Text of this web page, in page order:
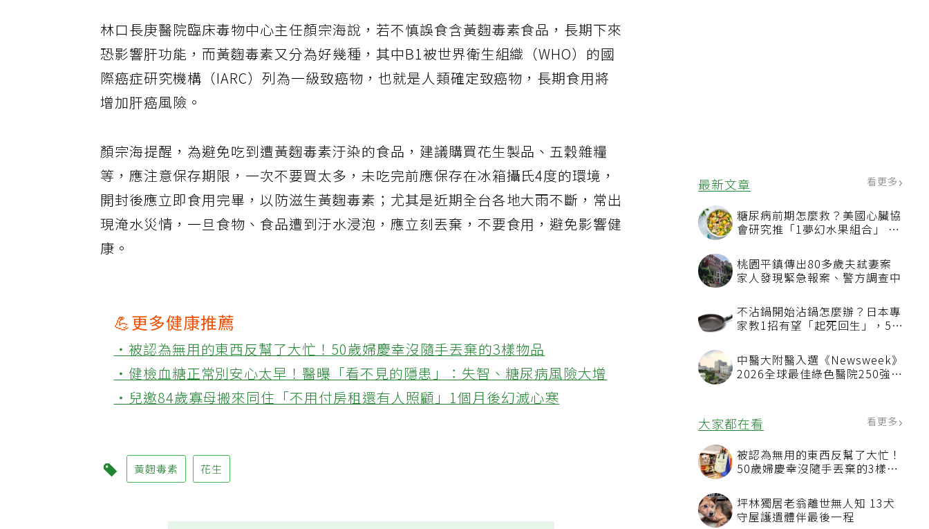
最新文章 看更多
糖尿病前期怎麼救？美國心臟協
會研究推「1夢幻水果組合」 酪
桃園平鎮傳出80多歲夫弒妻案
家人發現緊急報案、警方調查中
不沾鍋開始沾鍋怎麼辦？日本專
家教1招有望「起死回生」，5情
中醫大附醫入選《Newsweek》
2026全球最佳綠色醫院250強
大家都在看
被認為無用的東西反幫了大忙！
50歲婦慶幸沒隨手丟棄的3樣物
坪林獨居老翁離世無人知 13犬
林口長庚醫院臨床毒物中心主任顏宗海說，若不慎誤食含黃麴毒素食品，長期下來
恐影響肝功能，而黃麴毒素又分為好幾種，其中B1被世界衛生組織（WHO）的國
際癌症研究機構（IARC）列為一級致癌物，也就是人類確定致癌物，長期食用將
增加肝癌風險。
顏宗海提醒，為避免吃到遭黃麴毒素汙染的食品，建議購買花生製品、五穀雜糧
等，應注意保存期限，一次不要買太多，未吃完前應保存在冰箱攝氏4度的環境，
開封後應立即食用完畢，以防滋生黃麴毒素；尤其是近期全台各地大雨不斷，常出
現淹水災情，一旦食物、食品遭到汙水浸泡，應立刻丟棄，不要食用，避免影響健
康。
💪更多健康推薦
‧被認為無用的東西反幫了大忙！50歲婦慶幸沒隨手丟棄的3樣物品
‧健檢血糖正常別安心太早！醫曝「看不見的隱患」：失智、糖尿病風險大增
‧兒邀84歲寡母搬來同住「不用付房租還有人照顧」1個月後幻滅心寒
黃麴毒素 花生